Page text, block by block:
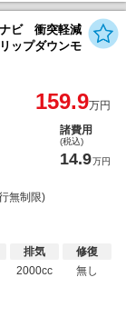
ビ 衝突軽減
ップダウンモ
159.9万円
諸費用
(税込)
14.9万円
無制限)
排気
2000cc
修復
無し